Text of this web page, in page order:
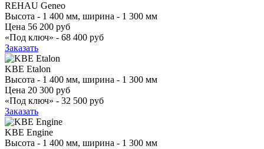
REHAU Geneo
Высота - 1 400 мм, ширина - 1 300 мм
Цена 56 200 руб
«Под ключ» - 68 400 руб
Заказать
KBE Etalon
Высота - 1 400 мм, ширина - 1 300 мм
Цена 20 300 руб
«Под ключ» - 32 500 руб
Заказать
KBE Engine
Высота - 1 400 мм, ширина - 1 300 мм